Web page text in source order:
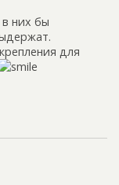
в них бы
для